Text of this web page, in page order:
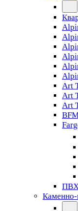
Art
Art
Art
ПВХ
Каменно-